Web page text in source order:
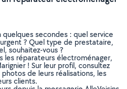
secondes : quel service
? Quel type de prestataire,
souhaitez-vous ?
les réparateurs électroménager,
! Sur leur profil, consultez
de leurs réalisations, les
clients.